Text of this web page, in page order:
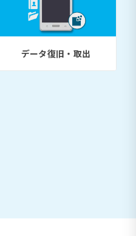
データ復旧・取出